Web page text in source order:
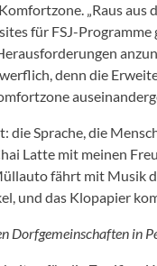
„Raus
für FSJ-
denn die
Sprache, die
Latte mit meinen
fährt mit Musik
und das Klopapier
Dorfgemeinschaften in